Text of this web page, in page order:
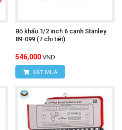
Bộ khẩu 1/2 inch 6 cạnh Stanley
89-099 (7 chi tiết)
546,000 VND
ĐẶT MUA